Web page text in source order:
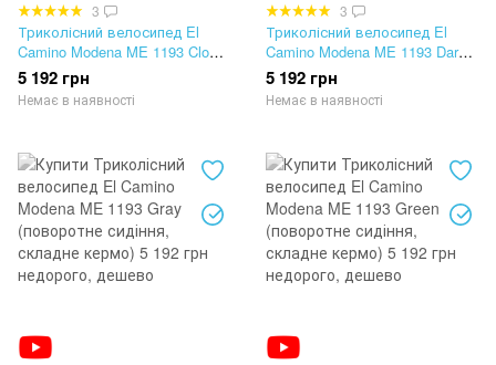
3
Триколісний велосипед El
Camino Modena ME 1193 Cloud
Blue (поворотне сидіння,
складне кермо)
5 192 грн
Немає в наявності
3
Триколісний велосипед El
Camino Modena ME 1193 Dark
Gray (поворотне сидіння,
складне кермо)
5 192 грн
Немає в наявності